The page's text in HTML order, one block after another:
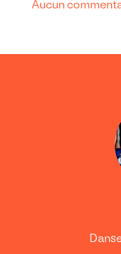
Aucun